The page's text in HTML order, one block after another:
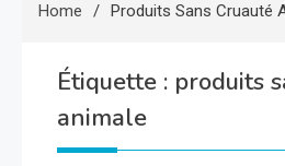
Home Produits Sans Cruauté
Étiquette : produits
animale